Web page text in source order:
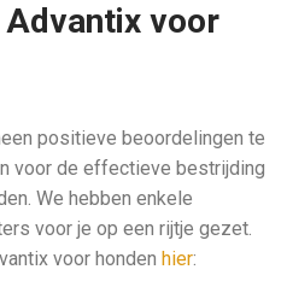
voor
positieve beoordelingen te
voor de effectieve bestrijding
We hebben enkele
voor je op een rijtje gezet.
voor honden hier: